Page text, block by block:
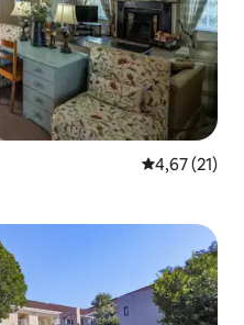
4,67 de uma
4,67 (21)